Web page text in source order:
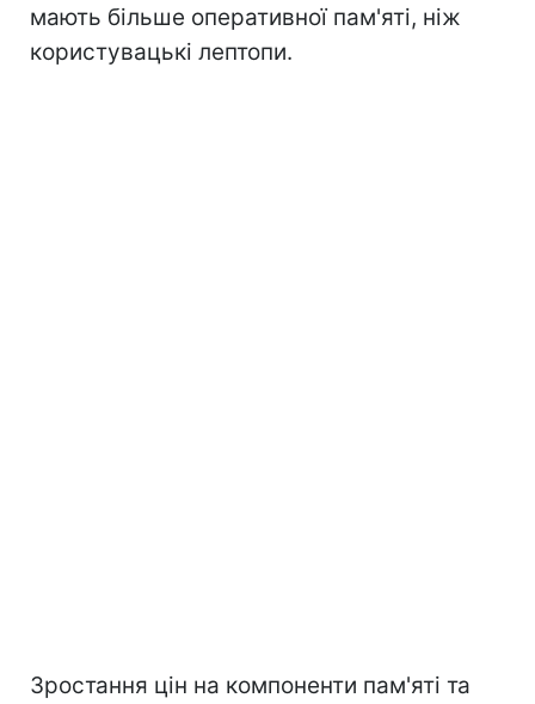
мають більше оперативної пам'яті, ніж
користувацькі лептопи.
Зростання цін на компоненти пам'яті та